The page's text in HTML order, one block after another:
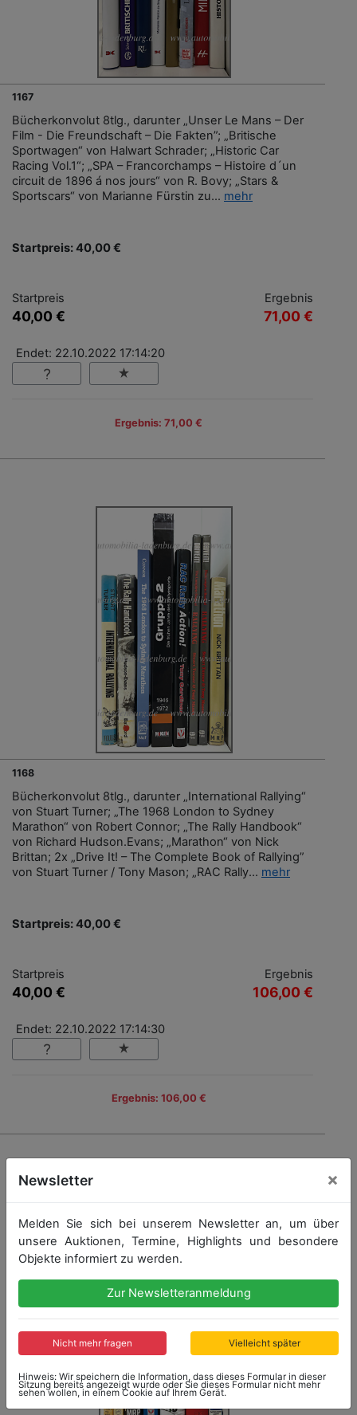
1167
Bücherkonvolut 8tlg., darunter „Unser Le Mans – Der
Film - Die Freundschaft – Die Fakten”; „Britische
Sportwagen“ von Halwart Schrader; „Historic Car
Racing Vol.1“; „SPA – Francorchamps – Histoire d´un
circuit de 1896 á nos jours“ von R. Bovy; „Stars &
Sportscars“ von Marianne Fürstin zu... mehr
Startpreis: 40,00 €
Startpreis
40,00 €
Ergebnis
71,00 €
Endet: 22.10.2022 17:14:20
Ergebnis: 71,00 €
1168
Bücherkonvolut 8tlg., darunter „International Rallying“
von Stuart Turner; „The 1968 London to Sydney
Marathon“ von Robert Connor; „The Rally Handbook“
von Richard Hudson.Evans; „Marathon“ von Nick
Brittan; 2x „Drive It! – The Complete Book of Rallying”
von Stuart Turner / Tony Mason; „RAC Rally... mehr
Startpreis: 40,00 €
Startpreis
40,00 €
Ergebnis
106,00 €
Endet: 22.10.2022 17:14:30
Ergebnis: 106,00 €
Newsletter ×
Melden Sie sich bei unserem Newsletter an, um über
unsere Auktionen, Termine, Highlights und besondere
Objekte informiert zu werden.
Zur Newsletteranmeldung
Nicht mehr fragen Vielleicht später
Hinweis: Wir speichern die Information, dass dieses Formular in dieser
Sitzung bereits angezeigt wurde oder Sie dieses Formular nicht mehr
sehen wollen, in einem Cookie auf Ihrem Gerät.